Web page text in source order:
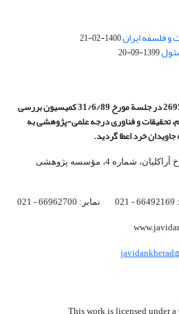
فلسفه ایران1400-02-21
1399-09-20
بررسی
تحقیقات و فناوری درجه علمی‌-پژوهشیبه
خرد اعطا گردید.
آدرس : تهــران، خ نوفل لوشاتو، خ آراکلیان، شماره 4،‌ مؤسسه پژوهشی
This work is licensed under a